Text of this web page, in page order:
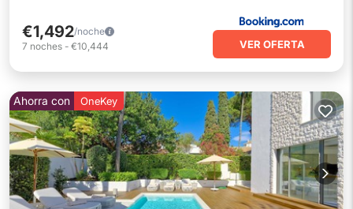
€1,492/noche
7 noches - €10,444 VER OFERTA
Ahorra con OneKey